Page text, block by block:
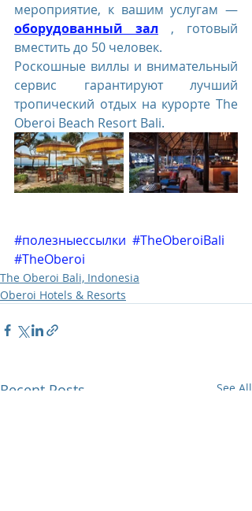
оборудованный зал , готовый
вместить до 50 человек.
Роскошные виллы и внимательный
сервис гарантируют лучший
тропический отдых на курорте The
Oberoi Beach Resort Bali.
#полезныессылки #TheOberoiBali
#TheOberoi
The Oberoi Bali, Indonesia
Oberoi Hotels & Resorts
Recent Posts See All